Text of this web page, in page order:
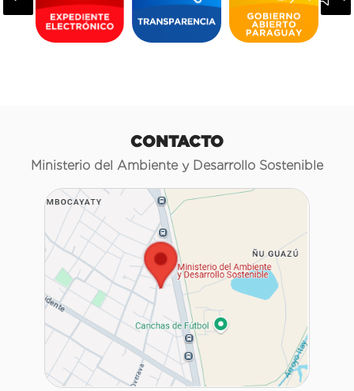
CONTACTO
Ministerio del Ambiente y Desarrollo Sostenible